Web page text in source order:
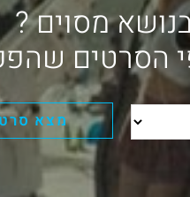
מסוים ?
הסרטים